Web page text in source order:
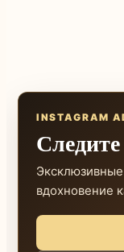
INSTAGRAM
вдохновение